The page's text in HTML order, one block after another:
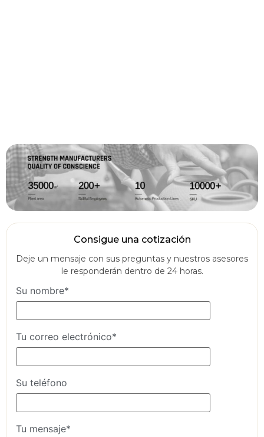
Consigue una cotización
Deje un mensaje con sus preguntas y nuestros asesores
le responderán dentro de 24 horas.
Su nombre*
Tu correo electrónico*
Su teléfono
Tu mensaje*